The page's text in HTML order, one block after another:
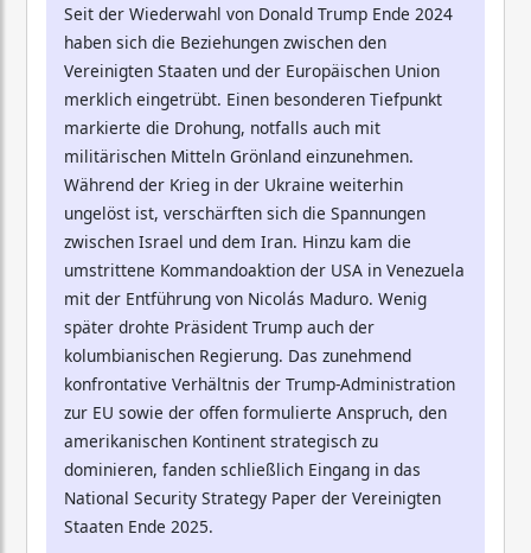
Seit der Wiederwahl von Donald Trump Ende 2024
haben sich die Beziehungen zwischen den
Vereinigten Staaten und der Europäischen Union
merklich eingetrübt. Einen besonderen Tiefpunkt
markierte die Drohung, notfalls auch mit
militärischen Mitteln Grönland einzunehmen.
Während der Krieg in der Ukraine weiterhin
ungelöst ist, verschärften sich die Spannungen
zwischen Israel und dem Iran. Hinzu kam die
umstrittene Kommandoaktion der USA in Venezuela
mit der Entführung von Nicolás Maduro. Wenig
später drohte Präsident Trump auch der
kolumbianischen Regierung. Das zunehmend
konfrontative Verhältnis der Trump-Administration
zur EU sowie der offen formulierte Anspruch, den
amerikanischen Kontinent strategisch zu
dominieren, fanden schließlich Eingang in das
National Security Strategy Paper der Vereinigten
Staaten Ende 2025.